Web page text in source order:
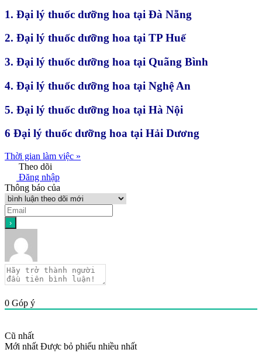
1. Đại lý thuốc dưỡng hoa tại Đà Nẵng
2. Đại lý thuốc dưỡng hoa tại TP Huế
3. Đại lý thuốc dưỡng hoa tại Quãng Bình
4. Đại lý thuốc dưỡng hoa tại Nghệ An
5. Đại lý thuốc dưỡng hoa tại Hà Nội
6 Đại lý thuốc dưỡng hoa tại Hải Dương
Thời gian làm việc »
Theo dõi
Đăng nhập
Thông báo của
0 Góp ý
Cũ nhất
Mới nhất Được bỏ phiếu nhiều nhất